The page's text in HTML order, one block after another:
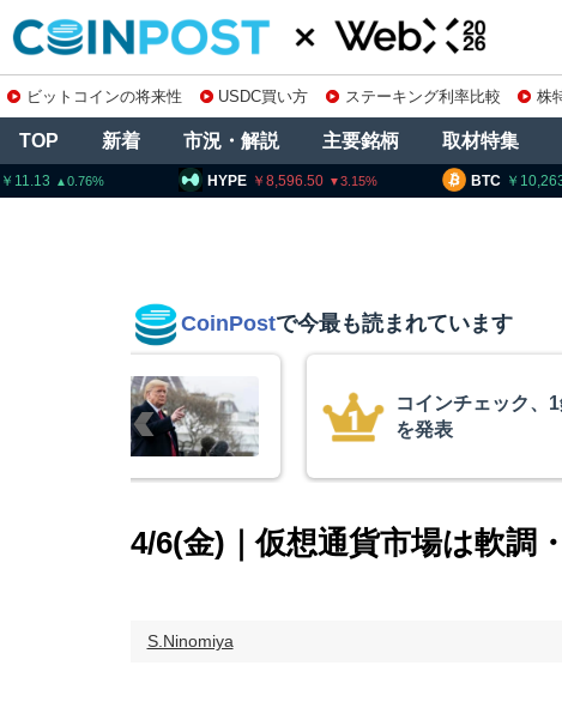
ビットコインの将来性 USDC買い方 ステーキング利率比較 株
TOP 新着 市況・解説 主要銘柄 取材特集
BTC 10,263,020 0.1
HYPE 3.15
CoinPostで今最も読まれています
15年間休眠のビ
平均取得単価は
4/6(金)｜仮想通貨市場は軟調
S.Ninomiya